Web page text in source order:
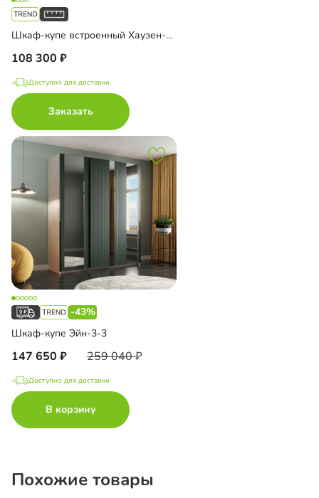
Шкаф-купе встроенный Хаузен-2-1
108 300
Доступно для доставки
Заказать
-43%
Шкаф-купе Эйн-3-3
147 650 259 040
Доступно для доставки
В корзину
Похожие товары